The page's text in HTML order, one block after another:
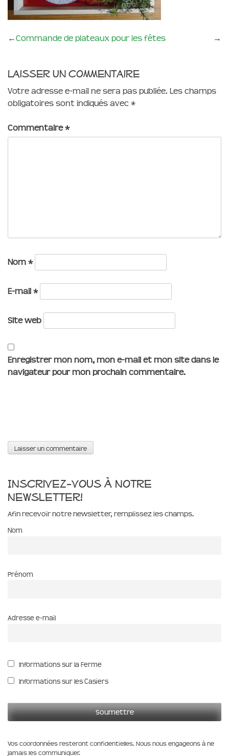
←Commande de plateaux pour les fêtes →
Laisser un commentaire
Votre adresse e-mail ne sera pas publiée. Les champs
obligatoires sont indiqués avec *
Commentaire*
Nom *
E-mail *
Site web
Enregistrer mon nom, mon e-mail et mon site dans le
navigateur pour mon prochain commentaire.
Inscrivez-vous à notre
newsletter!
Afin recevoir notre newsletter, remplissez les champs.
Nom
Prénom
Adresse e-mail
Informations sur la Ferme
Informations sur les Casiers
Vos coordonnées resteront confidentielles. Nous nous engageons à ne
jamais les communiquer.